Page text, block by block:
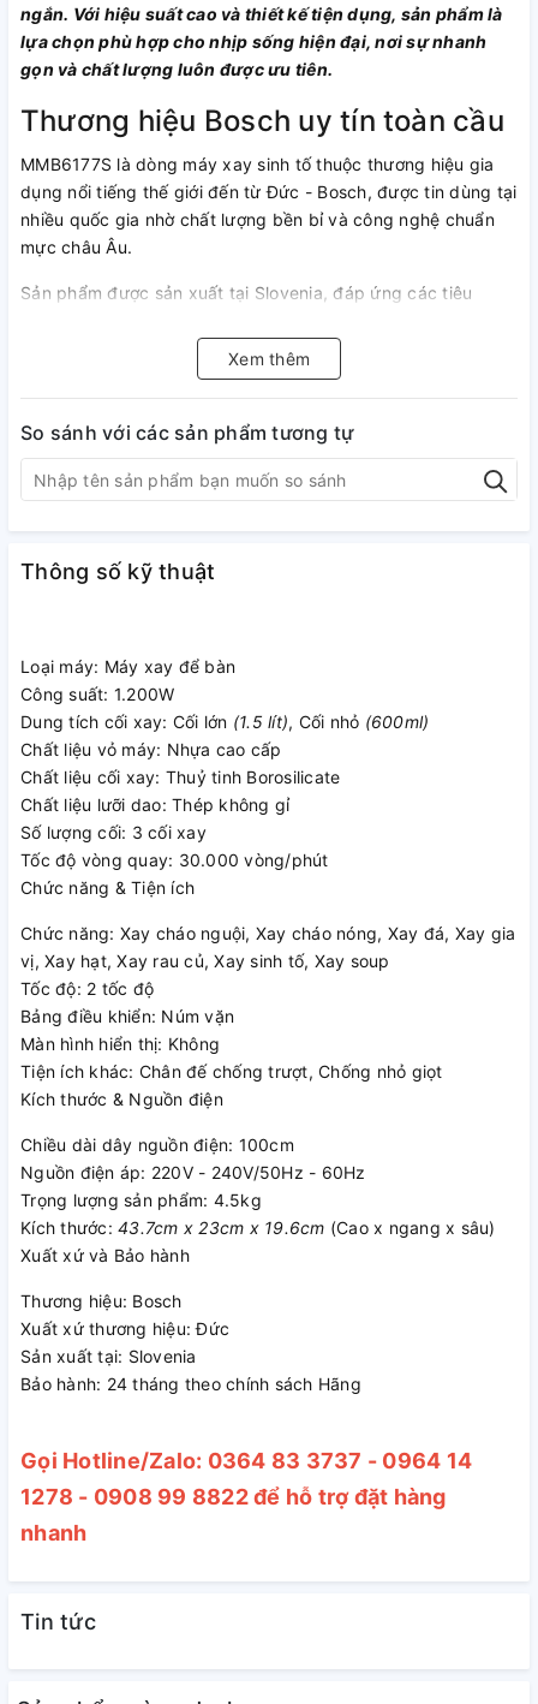
ngắn. Với hiệu suất cao và thiết kế tiện dụng, sản phẩm là
lựa chọn phù hợp cho nhịp sống hiện đại, nơi sự nhanh
gọn và chất lượng luôn được ưu tiên.
Thương hiệu Bosch uy tín toàn cầu
MMB6177S là dòng máy xay sinh tố thuộc thương hiệu gia
dụng nổi tiếng thế giới đến từ Đức - Bosch, được tin dùng tại
nhiều quốc gia nhờ chất lượng bền bỉ và công nghệ chuẩn
mực châu Âu.
Sản phẩm được sản xuất tại Slovenia, đáp ứng các tiêu
an toàn và ổn định trong suốt quá trình sử dụng.
Công suất - Tốc độ
Sở hữu động cơ 1200W cùng tốc độ quay lên đến 30.000
vòng/phút, Bosch MMB6177S dễ dàng xử lý đa dạng
nguyên liệu, từ trái cây mềm đến hạt cứng hay đá viên. Nhờ
của thực phẩm.
Lưỡi dao ProEdge
Máy được trang bị lưỡi dao ProEdge thiết kế tối ưu, giúp xay
nhuyễn thực phẩm đồng đều hơn.
Lưỡi dao làm từ thép không gỉ cao cấp sản xuất tại Solingen
hiệu suất cắt xay ổn định theo thời gian và an toàn khi tiếp
xúc với thực phẩm.
Cối xay
Máy xay sinh tố Bosch sử dụng cối xay thiết kế 3D, giúp
Xem thêm
So sánh với các sản phẩm tương tự
Thông số kỹ thuật
Loại máy: Máy xay để bàn
Công suất: 1.200W
Dung tích cối xay: Cối lớn (1.5 lít), Cối nhỏ (600ml)
Chất liệu vỏ máy: Nhựa cao cấp
Chất liệu cối xay: Thuỷ tinh Borosilicate
Chất liệu lưỡi dao: Thép không gỉ
Số lượng cối: 3 cối xay
Tốc độ vòng quay: 30.000 vòng/phút
Chức năng & Tiện ích
Chức năng: Xay cháo nguội, Xay cháo nóng, Xay đá, Xay gia
vị, Xay hạt, Xay rau củ, Xay sinh tố, Xay soup
Tốc độ: 2 tốc độ
Bảng điều khiển: Núm vặn
Màn hình hiển thị: Không
Tiện ích khác: Chân đế chống trượt, Chống nhỏ giọt
Kích thước & Nguồn điện
Chiều dài dây nguồn điện: 100cm
Nguồn điện áp: 220V - 240V/50Hz - 60Hz
Trọng lượng sản phẩm: 4.5kg
Kích thước: 43.7cm x 23cm x 19.6cm (Cao x ngang x sâu)
Xuất xứ và Bảo hành
Thương hiệu: Bosch
Xuất xứ thương hiệu: Đức
Sản xuất tại: Slovenia
Bảo hành: 24 tháng theo chính sách Hãng
Gọi Hotline/Zalo: 0364 83 3737 - 0964 14
1278 - 0908 99 8822 để hỗ trợ đặt hàng
nhanh
Tin tức